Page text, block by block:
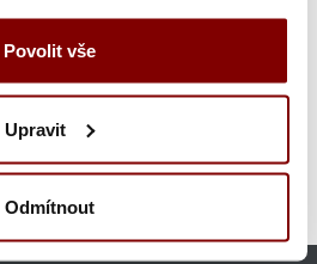
Povolit vše
Upravit
Odmítnout
Profi veľké kuchárske
Kuchynské santoku nože
Profesionálne mäsiarske nože
nože Sakai Takayuki